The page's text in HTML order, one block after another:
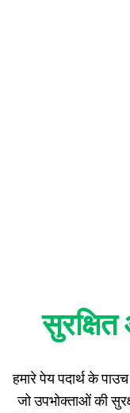
हमारे पेय पदार्थ के
जो उपभोक्ताओं की